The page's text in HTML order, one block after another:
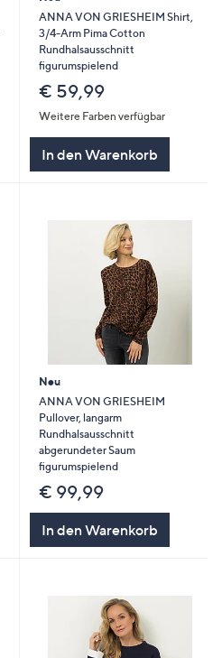
ANNA VON GRIESHEIM Shirt,
3/4-Arm Pima Cotton
Rundhalsausschnitt
figurumspielend
€ 59,99
Weitere Farben verfügbar
In den Warenkorb
Neu
ANNA VON GRIESHEIM
Pullover, langarm
Rundhalsausschnitt
abgerundeter Saum
figurumspielend
€ 99,99
In den Warenkorb